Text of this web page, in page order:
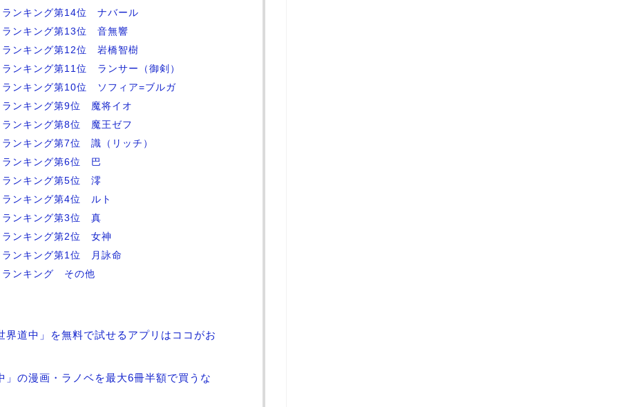
ランキング第14位 ナバール
ランキング第13位 音無響
ランキング第12位 岩橋智樹
ンキング第11位 ランサー（御剣）
ランキング第10位 ソフィア=ブルガ
ランキング第9位 魔将イオ
ランキング第8位 魔王ゼフ
ンキング第7位 識（リッチ）
ランキング第6位 巴
ランキング第5位 澪
ランキング第4位 ルト
ランキング第3位 真
ランキング第2位 女神
ランキング第1位 月詠命
ランキング その他
道中」を無料で試せるアプリはココがお
の漫画・ラノベを最大6冊半額で買うな